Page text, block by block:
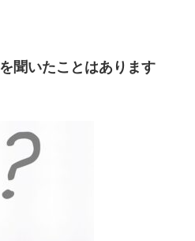
聞いたことはあります